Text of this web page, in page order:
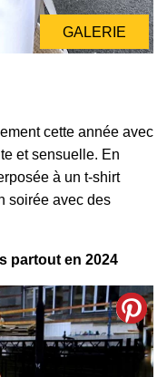
GALERIE
cette année avec
et sensuelle. En
à un t-shirt
soirée avec des
partout en 2024